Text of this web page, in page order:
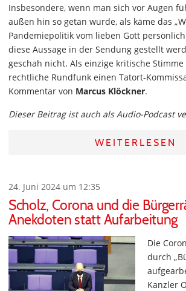
Insbesondere, wenn man sich vor Augen
außen hin so getan wurde, als käme das
Pandemiepolitik vom lieben Gott
diese Aussage in der Sendung gestellt
geschah nicht. Als einzige kritische
rechtliche Rundfunk einen Tatort-
Kommentar von Marcus Klöckner.
Dieser Beitrag ist auch als Audio-Podcast
WEITERLESEN
24. Juni 2024 um 12:35
Scholz, Corona und die
Anekdoten statt Aufarbeitung
Die
durch
Kanzler